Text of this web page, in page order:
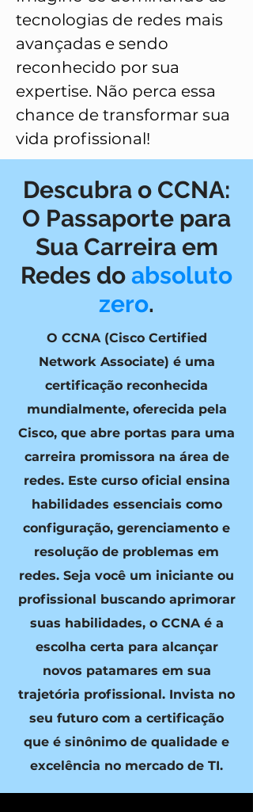
tecnologias de redes mais
avançadas e sendo
reconhecido por sua
expertise. Não perca essa
chance de transformar sua
vida profissional!
Descubra o CCNA:
O Passaporte para
Sua Carreira em
Redes do absoluto
zero.
O CCNA (Cisco Certified
Network Associate) é uma
certificação reconhecida
mundialmente, oferecida pela
Cisco, que abre portas para uma
carreira promissora na área de
redes. Este curso oficial ensina
habilidades essenciais como
configuração, gerenciamento e
resolução de problemas em
redes. Seja você um iniciante ou
profissional buscando aprimorar
suas habilidades, o CCNA é a
escolha certa para alcançar
novos patamares em sua
trajetória profissional. Invista no
seu futuro com a certificação
que é sinônimo de qualidade e
excelência no mercado de TI.